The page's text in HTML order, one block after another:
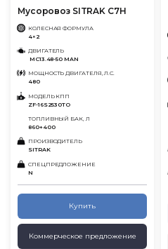
Мусоровоз SITRAK C7H
КОЛЕСНАЯ ФОРМУЛА
4×2
ДВИГАТЕЛЬ
MC13.48-50 MAN
МОЩНОСТЬ ДВИГАТЕЛЯ, Л.С.
480
МОДЕЛЬ КПП
ZF-16S2530TO
ТОПЛИВНЫЙ БАК, Л
860+400
ПРОИЗВОДИТЕЛЬ
SITRAK
СПЕЦПРЕДЛОЖЕНИЕ
N
Купить
Коммерческое предложение